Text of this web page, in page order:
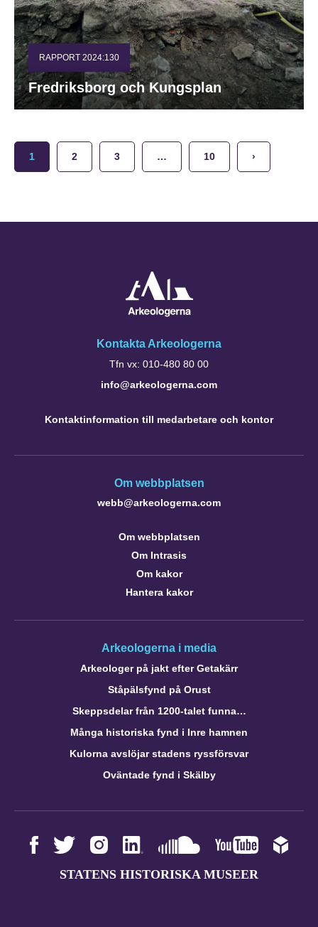
RAPPORT 2024:130
Fredriksborg och Kungsplan
1 2 3 … 10 ›
Kontakta Arkeologerna
Tfn vx: 010-480 80 00
info@arkeologerna.com
Kontaktinformation till medarbetare och kontor
Om webbplatsen
webb@arkeologerna.com
Om webbplatsen
Om Intrasis
Om kakor
Hantera kakor
Arkeologerna i media
Arkeologer på jakt efter Getakärr
Ståpälsfynd på Orust
Skeppsdelar från 1200-talet funna…
Många historiska fynd i Inre hamnen
Kulorna avslöjar stadens ryssförsvar
Oväntade fynd i Skälby
STATENS HISTORISKA MUSEER